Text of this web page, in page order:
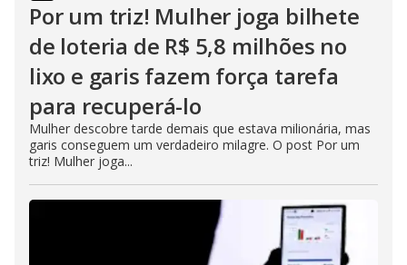
Por um triz! Mulher joga bilhete
de loteria de R$ 5,8 milhões no
lixo e garis fazem força tarefa
para recuperá-lo
Mulher descobre tarde demais que estava milionária, mas
garis conseguem um verdadeiro milagre. O post Por um
triz! Mulher joga...